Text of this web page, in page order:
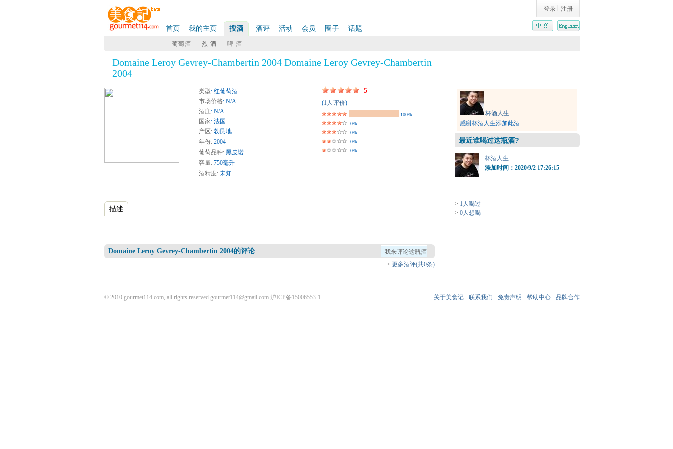
登录 注册
首页 我的主页 搜酒 酒评 活动 会员 圈子 话题
葡萄酒 烈 酒 啤 酒
Domaine Leroy Gevrey-Chambertin 2004 Domaine Leroy Gevrey-Chambertin
2004
类型: 红葡萄酒
市场价格: N/A
酒庄: N/A
国家: 法国
产区: 勃艮地
年份: 2004
葡萄品种: 黑皮诺
容量: 750毫升
酒精度: 未知
5
(1人评价)
100%
0%
0%
0%
0%
描述
Domaine Leroy Gevrey-Chambertin 2004的评论
我来评论这瓶酒
> 更多酒评(共0条)
杯酒人生
感谢杯酒人生添加此酒
最近谁喝过这瓶酒?
杯酒人生
添加时间：2020/9/2 17:26:15
> 1人喝过
> 0人想喝
© 2010 gourmet114.com, all rights reserved gourmet114@gmail.com 沪ICP备15006553-1 关于美食记 · 联系我们 · 免责声明 · 帮助中心 · 品牌合作